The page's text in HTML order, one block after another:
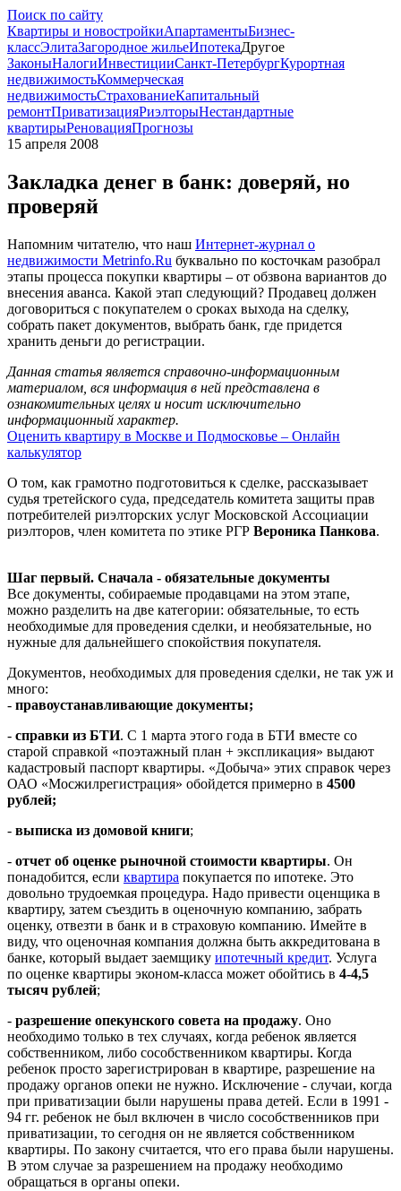
Поиск по сайту
Квартиры и новостройкиАпартаментыБизнес-
классЭлитаЗагородное жильеИпотекаДругое
ЗаконыНалогиИнвестицииСанкт-ПетербургКурортная
недвижимостьКоммерческая
недвижимостьСтрахованиеКапитальный
ремонтПриватизацияРиэлторыНестандартные
квартирыРеновацияПрогнозы
15 апреля 2008
Закладка денег в банк: доверяй, но
проверяй
Напомним читателю, что наш Интернет-журнал о
недвижимости Metrinfo.Ru буквально по косточкам разобрал
этапы процесса покупки квартиры – от обзвона вариантов до
внесения аванса. Какой этап следующий? Продавец должен
договориться с покупателем о сроках выхода на сделку,
собрать пакет документов, выбрать банк, где придется
хранить деньги до регистрации.
Данная статья является справочно-информационным
материалом, вся информация в ней представлена в
ознакомительных целях и носит исключительно
информационный характер.
Оценить квартиру в Москве и Подмосковье – Онлайн
калькулятор
О том, как грамотно подготовиться к сделке, рассказывает
судья третейского суда, председатель комитета защиты прав
потребителей риэлторских услуг Московской Ассоциации
риэлторов, член комитета по этике РГР Вероника Панкова.
Шаг первый. Сначала - обязательные документы
Все документы, собираемые продавцами на этом этапе,
можно разделить на две категории: обязательные, то есть
необходимые для проведения сделки, и необязательные, но
нужные для дальнейшего спокойствия покупателя.
Документов, необходимых для проведения сделки, не так уж и
много:
- правоустанавливающие документы;
- справки из БТИ. С 1 марта этого года в БТИ вместе со
старой справкой «поэтажный план + экспликация» выдают
кадастровый паспорт квартиры. «Добыча» этих справок через
ОАО «Мосжилрегистрация» обойдется примерно в 4500
рублей;
- выписка из домовой книги;
- отчет об оценке рыночной стоимости квартиры. Он
понадобится, если квартира покупается по ипотеке. Это
довольно трудоемкая процедура. Надо привести оценщика в
квартиру, затем съездить в оценочную компанию, забрать
оценку, отвезти в банк и в страховую компанию. Имейте в
виду, что оценочная компания должна быть аккредитована в
банке, который выдает заемщику ипотечный кредит. Услуга
по оценке квартиры эконом-класса может обойтись в 4-4,5
тысяч рублей;
- разрешение опекунского совета на продажу. Оно
необходимо только в тех случаях, когда ребенок является
собственником, либо сособственником квартиры. Когда
ребенок просто зарегистрирован в квартире, разрешение на
продажу органов опеки не нужно. Исключение - случаи, когда
при приватизации были нарушены права детей. Если в 1991 -
94 гг. ребенок не был включен в число сособственников при
приватизации, то сегодня он не является собственником
квартиры. По закону считается, что его права были нарушены.
В этом случае за разрешением на продажу необходимо
обращаться в органы опеки.